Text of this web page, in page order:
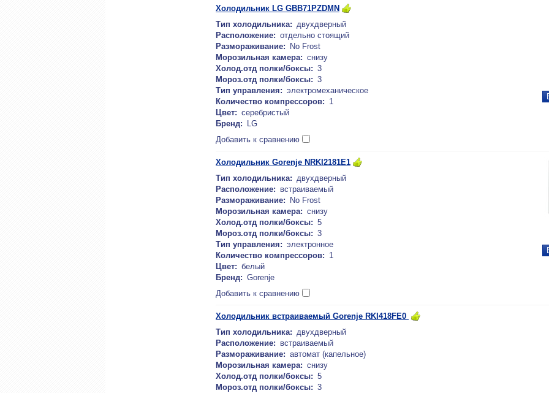

Холодильник LG GBB71PZDMN
Тип холодильника: двухдверный
Расположение: отдельно стоящий
Размораживание:
No Frost
Морозильная камера: снизу
Холод.отд полки/боксы: 3
Мороз.отд полки/боксы: 3
Тип управления: электромеханическое
Количество компрессоров: 1
Цвет: серебристый
Бренд:
LG
Добавить к сравнению

Холодильник Gorenje NRKI2181E1
Тип холодильника: двухдверный
Расположение: встраиваемый
Размораживание:
No Frost
Морозильная камера: снизу
Холод.отд полки/боксы: 5
Мороз.отд полки/боксы: 3
Тип управления: электронное
Количество компрессоров: 1
Цвет: белый
Бренд: Gorenje
Добавить к сравнению

Холодильник встраиваемый Gorenje RKI418FE0
Тип холодильника: двухдверный
Расположение: встраиваемый
Размораживание: автомат (капельное)
Морозильная камера: снизу
Холод.отд полки/боксы: 5
Мороз.отд полки/боксы: 3